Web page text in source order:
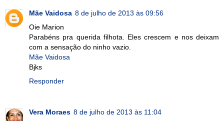
Mãe Vaidosa 8 de julho de 2013 às 09:56
Oie Marion
Parabéns pra querida filhota. Eles crescem e nos deixam
com a sensação do ninho vazio.
Mãe Vaidosa
Bjks
Responder
Vera Moraes 8 de julho de 2013 às 11:04